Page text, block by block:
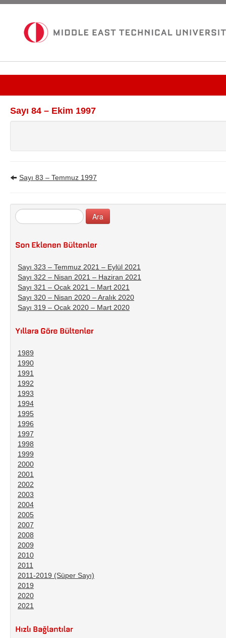
Tüm Bültenler
Sayı 84 – Ekim 1997
Sayı 83 – Temmuz 1997
Sayı 323 – Temmuz 2021 – Eylül 2021
Sayı 322 – Nisan 2021 – Haziran 2021
Sayı 321 – Ocak 2021 – Mart 2021
Sayı 320 – Nisan 2020 – Aralık 2020
Sayı 319 – Ocak 2020 – Mart 2020
1989
1990
1991
1992
1993
1994
1995
1996
1997
1998
1999
2000
2001
2002
2003
2004
2005
2007
2008
2009
2010
2011
2011-2019 (Süper Sayı)
2019
2020
2021